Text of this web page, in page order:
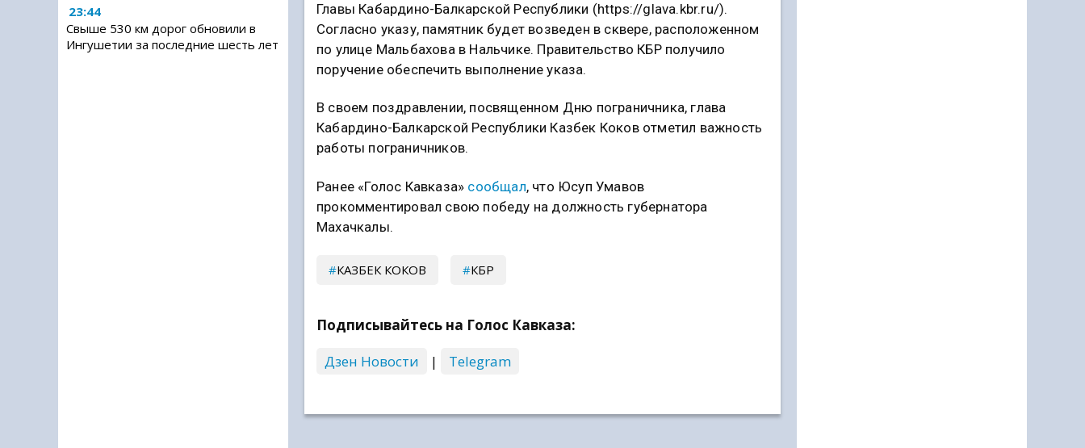
23:44
Свыше 530 км дорог обновили в
Ингушетии за последние шесть лет
Главы Кабардино-Балкарской Республики (https://glava.kbr.ru/).
Согласно указу, памятник будет возведен в сквере, расположенном
по улице Мальбахова в Нальчике. Правительство КБР получило
поручение обеспечить выполнение указа.
В своем поздравлении, посвященном Дню пограничника, глава
Кабардино-Балкарской Республики Казбек Коков отметил важность
работы пограничников.
Ранее «Голос Кавказа» сообщал, что Юсуп Умавов
прокомментировал свою победу на должность губернатора
Махачкалы.
КАЗБЕК КОКОВ КБР
Подписывайтесь на Голос Кавказа:
Дзен Новости
| Telegram